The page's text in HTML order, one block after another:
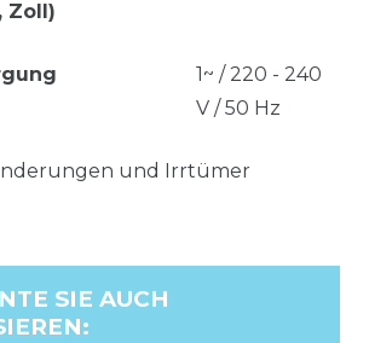
Zoll)
1~ / 220 - 240
V / 50 Hz
und Irrtümer
SIE AUCH
: